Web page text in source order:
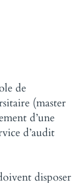
de
(master
d’une
d’audit
disposer